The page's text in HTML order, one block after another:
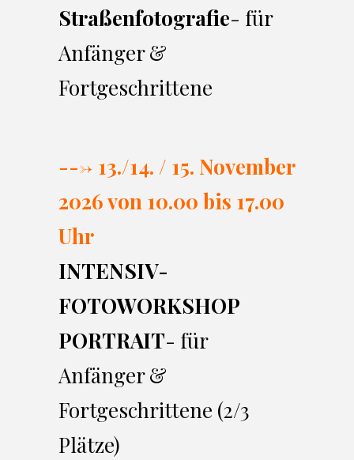
Straßenfotografie- für
Anfänger &
Fortgeschrittene
---> 13./14. / 15. November
2026 von 10.00 bis 17.00
Uhr
INTENSIV-
FOTOWORKSHOP
PORTRAIT- für
Anfänger &
Fortgeschrittene (2/3
Plätze)